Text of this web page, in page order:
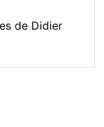
de Didier